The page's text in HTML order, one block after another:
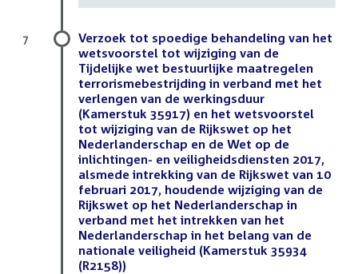
Verzoek tot spoedige behandeling van het
wetsvoorstel tot wijziging van de
Tijdelijke wet bestuurlijke maatregelen
terrorismebestrijding in verband met het
verlengen van de werkingsduur
(Kamerstuk 35917) en het wetsvoorstel
tot wijziging van de Rijkswet op het
Nederlanderschap en de Wet op de
inlichtingen- en veiligheidsdiensten 2017,
alsmede intrekking van de Rijkswet van 10
februari 2017, houdende wijziging van de
Rijkswet op het Nederlanderschap in
verband met het intrekken van het
Nederlanderschap in het belang van de
nationale veiligheid (Kamerstuk 35934
(R2158))
7